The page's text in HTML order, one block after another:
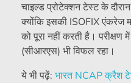
चाइल्ड प्रोटेक्शन टेस्ट के
क्योंकि इसकी ISOFIX एंकरेज
को पूरा नहीं करती है। परीक्षण
(सीआरएस) भी विफल रहा।
ये भी पढ़ें: भारत NCAP क्रैश